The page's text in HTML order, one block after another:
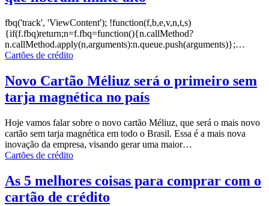
fbq('track', 'ViewContent'); !function(f,b,e,v,n,t,s)
{if(f.fbq)return;n=f.fbq=function(){n.callMethod?
n.callMethod.apply(n,arguments):n.queue.push(arguments)};…
Cartões de crédito
Novo Cartão Méliuz será o primeiro sem
tarja magnética no país
Hoje vamos falar sobre o novo cartão Méliuz, que será o mais novo
cartão sem tarja magnética em todo o Brasil. Essa é a mais nova
inovação da empresa, visando gerar uma maior…
Cartões de crédito
As 5 melhores coisas para comprar com o
cartão de crédito